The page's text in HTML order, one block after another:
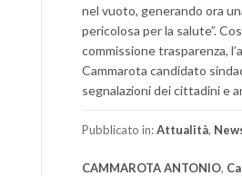
nel vuoto, generando ora
pericolosa per la salute”.
commissione trasparenza,
Cammarota candidato
segnalazioni dei cittadini e
Pubblicato in:Attualità,
CAMMAROTA ANTONIO,